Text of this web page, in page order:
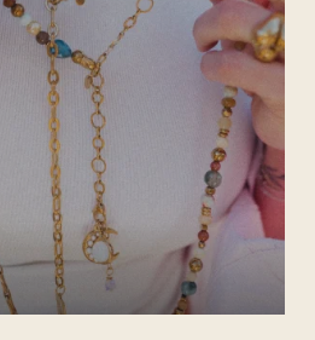
di Mata gioielli, un perfetto mix di